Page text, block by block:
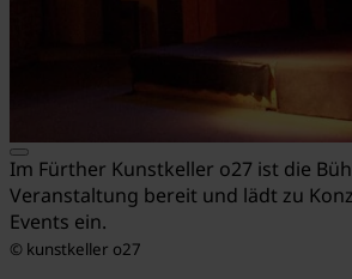
Im Fürther Kunstkeller o27 ist die
Veranstaltung bereit und lädt zu
Events ein.
© kunstkeller o27